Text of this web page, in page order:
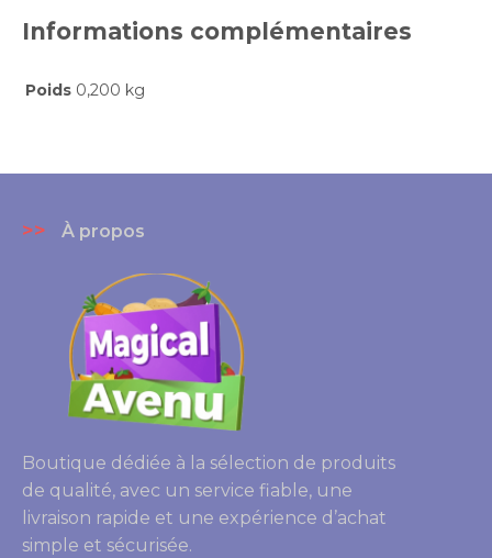
Informations complémentaires
Poids 0,200 kg
>> À propos
Boutique dédiée à la sélection de produits
de qualité, avec un service fiable, une
livraison rapide et une expérience d’achat
simple et sécurisée.